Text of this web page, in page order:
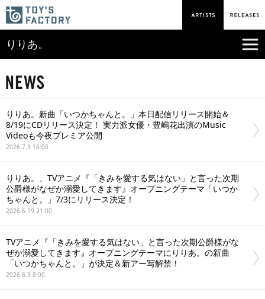
りりあ。
りりあ。新曲「いつかちゃんと。」本日配信リリース開始＆
8/19にCDリリース決定！ 実力派女優・豊嶋花出演のMusic
Videoも今夜プレミア公開
2026.7.3 18:00
りりあ。、TVアニメ『「きみを愛する気はない」と言った次期
公爵様がなぜか溺愛してきます』オープニングテーマ「いつか
ちゃんと。」7/3にリリース決定！
2026.6.19 21:00
TVアニメ『「きみを愛する気はない」と言った次期公爵様がな
ぜか溺愛してきます』オープニングテーマにりりあ。の新曲
「いつかちゃんと。」が決定＆新アー写解禁！
2026.6.3 8:00